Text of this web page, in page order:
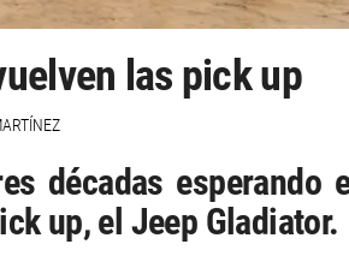
las pick up
décadas esperando
up, el Jeep Gladiator.